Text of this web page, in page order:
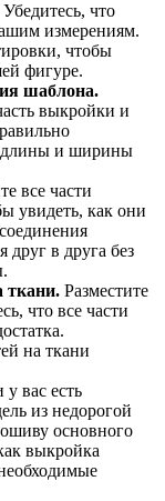
Убедитесь, что
измерениям.
чтобы
фигуре.
шаблона.
выкройки и
длины и ширины
все части
увидеть, как они
друг в друга без
ткани. Разместите
что все части
на ткани
у вас есть
из недорогой
основного
выкройка